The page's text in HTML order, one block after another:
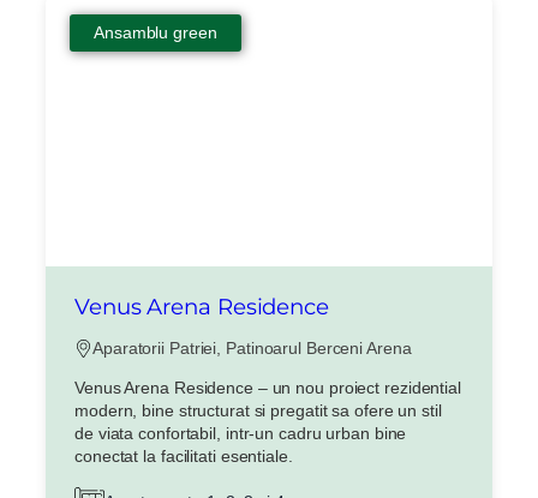
Ansamblu green
Venus Arena Residence
Aparatorii Patriei, Patinoarul Berceni Arena
Venus Arena Residence – un nou proiect rezidential
modern, bine structurat si pregatit sa ofere un stil
de viata confortabil, intr-un cadru urban bine
conectat la facilitati esentiale.
Telefon
Email